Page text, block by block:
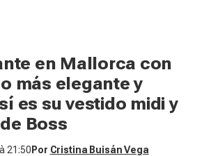
en Mallorca con
más elegante y
es su vestido midi y
Boss
21:50 Por Cristina Buisán Vega